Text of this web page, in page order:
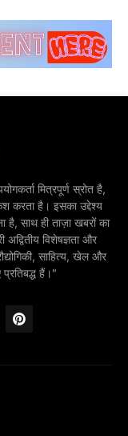
मित्रपूर्ण स्रोत है,
करता है। इसका उद्देश्य
है, साथ ही ताज़ा खबरों का
विशेषज्ञता और
साहित्य, खेल और
हैं।"